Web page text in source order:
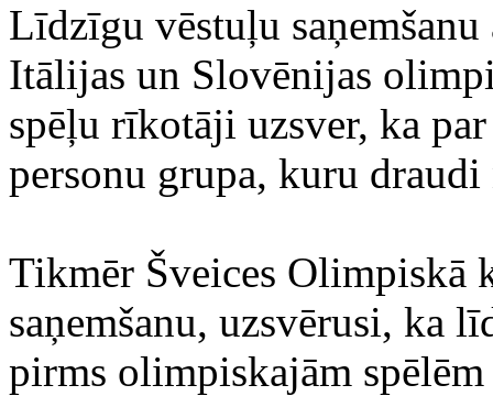
Līdzīgu vēstuļu
Itālijas un Slovēnijas
spēļu rīkotāji uzsver, ka
personu grupa, kuru
Tikmēr Šveices Olimpiskā
saņemšanu, uzsvērusi, ka
pirms olimpiskajām